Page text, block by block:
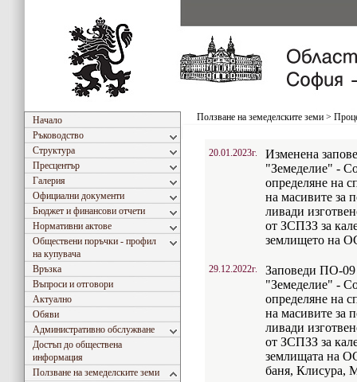
Начало
Ръководство
Структура
Пресцентър
Галерия
Официални документи
Бюджет и финансови отчети
Нормативни актове
Обществени поръчки - профил
на купувача
Връзка
Въпроси и отговори
Актуално
Обяви
Административно обслужване
Достъп до обществена
информация
Ползване на земеделските земи
Ползване на земеделските земи >
20.01.2023г.
Изменена
"Земеделие" -
определяне на
на масивите за
ливади
от ЗСПЗЗ за
землището на
29.12.2022г.
Заповеди ПО-
"Земеделие" -
определяне на
на масивите за
ливади
от ЗСПЗЗ за
землищата на
баня, Клисура,